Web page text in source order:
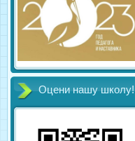
Оцени нашу школу!